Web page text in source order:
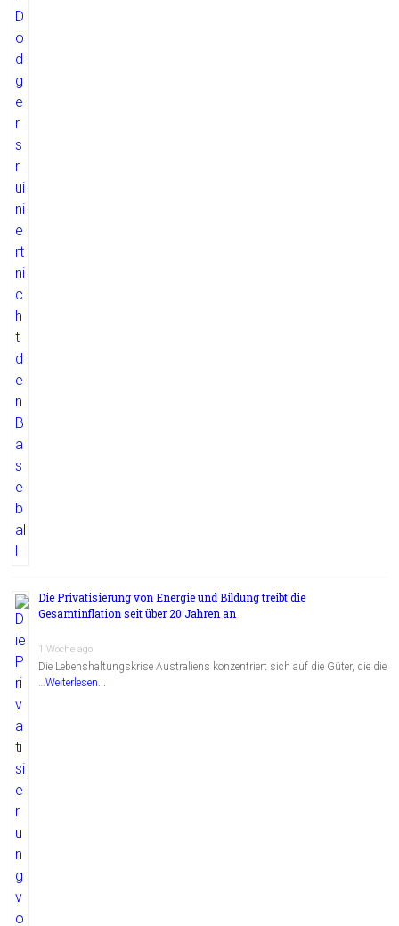
Die Privatisierung von Energie und Bildung treibt die
Gesamtinflation seit über 20 Jahren an
1 Woche ago
Die Lebenshaltungskrise Australiens konzentriert sich auf die Güter, die die
…Weiterlesen...